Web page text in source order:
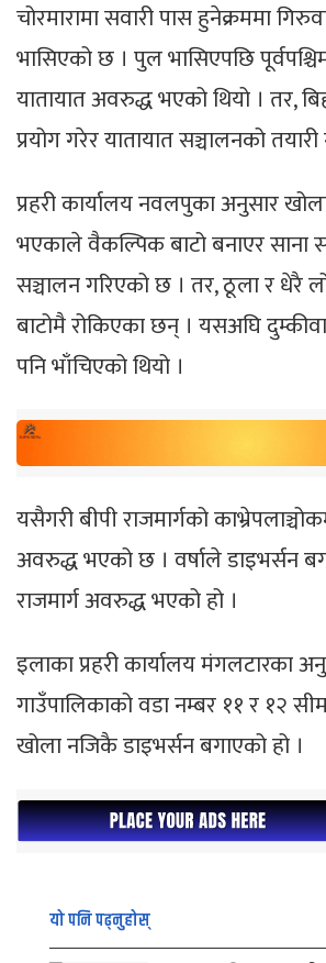
चोरमारामा सवारी पास हुनेक्रममा
भासिएको छ । पुल भासिएपछि
यातायात अवरुद्ध भएको थियो । तर,
प्रयोग गरेर यातायात सञ्चालनको
प्रहरी कार्यालय नवलपुका अनुसार
भएकाले वैकल्पिक बाटो बनाएर साना
सञ्चालन गरिएको छ । तर, ठूला र धेरै
बाटोमै रोकिएका छन् । यसअघि
पनि भाँचिएको थियो ।
यसैगरी बीपी राजमार्गको
अवरुद्ध भएको छ । वर्षाले डाइभर्सन
राजमार्ग अवरुद्ध भएको हो ।
इलाका प्रहरी कार्यालय मंगलटारका
गाउँपालिकाको वडा नम्बर ११ र १२
खोला नजिकै डाइभर्सन बगाएको हो ।
यो पनि पढ्नुहोस्